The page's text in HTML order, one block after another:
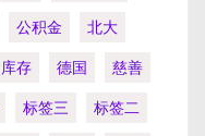
公积金
北大
库存 德国
慈善
标签三
标签二